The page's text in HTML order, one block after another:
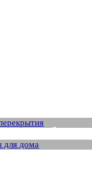
для беседки